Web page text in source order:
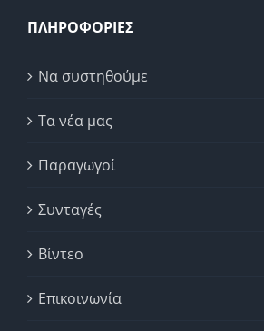
ΠΛΗΡΟΦΟΡΙΕΣ
Να συστηθούμε
Τα νέα μας
Παραγωγοί
Συνταγές
Βίντεο
Επικοινωνία